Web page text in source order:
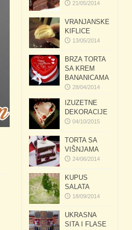
21/05/2014
VRANJANSKE
KIFLICE
13/05/2014
BRZA TORTA
SA KREM
BANANICAMA
28/04/2014
IZUZETNE
DEKORACIJE
04/10/2015
TORTA SA
VIŠNJAMA
24/06/2014
KUPUS
SALATA
18/09/2014
UKRASNA
SITA I FLASE